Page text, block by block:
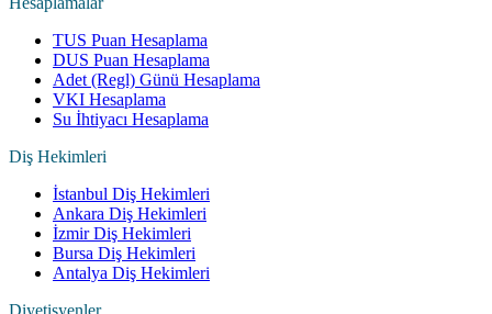
TUS Puan Hesaplama
DUS Puan Hesaplama
Adet (Regl) Günü Hesaplama
VKI Hesaplama
Su İhtiyacı Hesaplama
Diş Hekimleri
İstanbul Diş Hekimleri
Ankara Diş Hekimleri
İzmir Diş Hekimleri
Bursa Diş Hekimleri
Antalya Diş Hekimleri